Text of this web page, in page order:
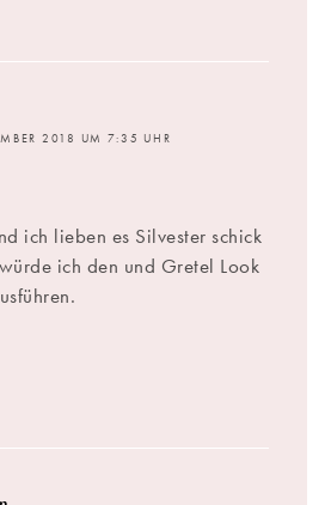
2018 UM 7:35 UHR
ich lieben es Silvester schick
ich den und Gretel Look